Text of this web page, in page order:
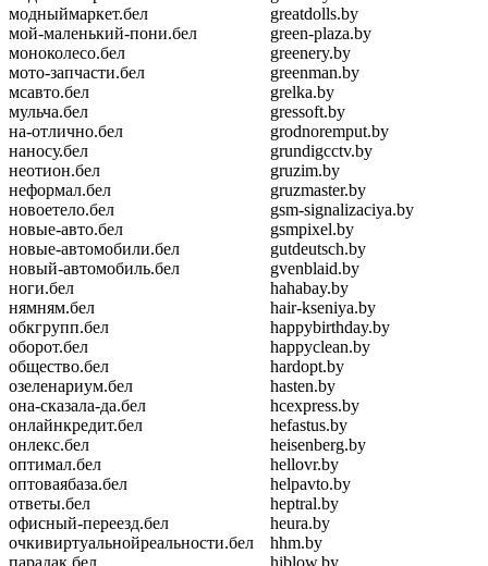
модныймаркет.бел
мой-маленький-пони.бел
моноколесо.бел
мото-запчасти.бел
мсавто.бел
мульча.бел
на-отлично.бел
наносу.бел
неотион.бел
неформал.бел
новоетело.бел
новые-авто.бел
новые-автомобили.бел
новый-автомобиль.бел
ноги.бел
нямням.бел
обкгрупп.бел
оборот.бел
общество.бел
озеленариум.бел
она-сказала-да.бел
онлайнкредит.бел
онлекс.бел
оптимал.бел
оптоваябаза.бел
ответы.бел
офисный-переезд.бел
очкивиртуальнойреальности.бел
парадак.бел
greatdolls.by
green-plaza.by
greenery.by
greenman.by
grelka.by
gressoft.by
grodnoremput.by
grundigcctv.by
gruzim.by
gruzmaster.by
gsm-signalizaciya.by
gsmpixel.by
gutdeutsch.by
gvenblaid.by
hahabay.by
hair-kseniya.by
happybirthday.by
happyclean.by
hardopt.by
hasten.by
hcexpress.by
hefastus.by
heisenberg.by
hellovr.by
helpavto.by
heptral.by
heura.by
hhm.by
hiblow.by